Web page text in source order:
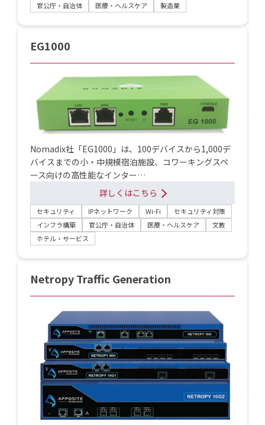
官公庁・自治体 医療・ヘルスケア 製造業
EG1000
Nomadix社「EG1000」は、100デバイスから1,000デ
バイスまでの小・中規模宿泊施設、コワーキングスペ
ース向けの高性能なインター…
詳しくはこちら
セキュリティ IPネットワーク Wi-Fi
セキュリティ対策
インフラ構築
官公庁・自治体 医療・ヘルスケア
文教
ホテル・サービス
Netropy Traffic Generation